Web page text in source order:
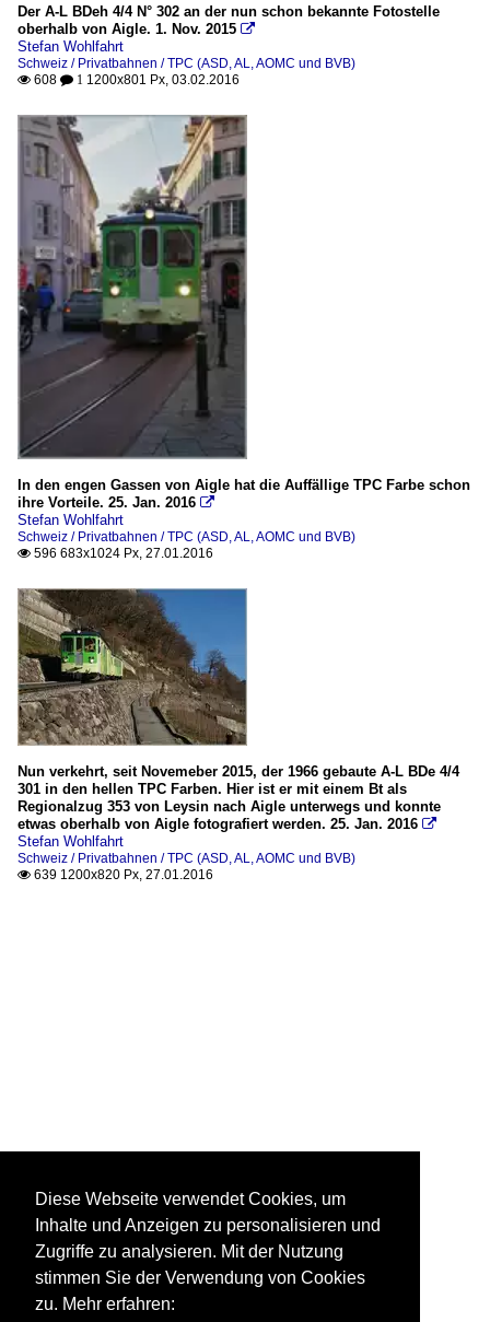
Der A-L BDeh 4/4 N° 302 an der nun schon bekannte Fotostelle
oberhalb von Aigle. 1. Nov. 2015 
Stefan Wohlfahrt
Schweiz / Privatbahnen / TPC (ASD, AL, AOMC und BVB)
 608  1 1200x801 Px, 03.02.2016
In den engen Gassen von Aigle hat die Auffällige TPC Farbe schon
ihre Vorteile. 25. Jan. 2016 
Stefan Wohlfahrt
Schweiz / Privatbahnen / TPC (ASD, AL, AOMC und BVB)
 596 683x1024 Px, 27.01.2016
Nun verkehrt, seit Novemeber 2015, der 1966 gebaute A-L BDe 4/4
301 in den hellen TPC Farben. Hier ist er mit einem Bt als
Regionalzug 353 von Leysin nach Aigle unterwegs und konnte
etwas oberhalb von Aigle fotografiert werden. 25. Jan. 2016 
Stefan Wohlfahrt
Schweiz / Privatbahnen / TPC (ASD, AL, AOMC und BVB)
 639 1200x820 Px, 27.01.2016
Diese Webseite verwendet Cookies, um
Inhalte und Anzeigen zu personalisieren und
Zugriffe zu analysieren. Mit der Nutzung
stimmen Sie der Verwendung von Cookies
zu. Mehr erfahren: